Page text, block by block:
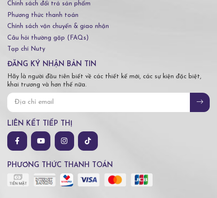
Chính sách đổi trả sản phẩm
Phương thức thanh toán
Chính sách vận chuyển & giao nhận
Câu hỏi thường gặp (FAQs)
Tạp chí Nuty
ĐĂNG KÝ NHẬN BẢN TIN
Hãy là người đầu tiên biết về các thiết kế mới, các sự kiện đặc biệt,
khai trương và hơn thế nữa.
LIÊN KẾT TIẾP THỊ
PHƯƠNG THỨC THANH TOÁN